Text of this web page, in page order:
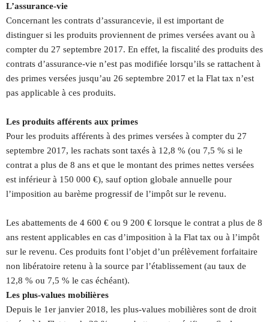
L’assurance-vie
Concernant les contrats d’assurancevie, il est important de
distinguer si les produits proviennent de primes versées avant ou à
compter du 27 septembre 2017. En effet, la fiscalité des produits des
contrats d’assurance-vie n’est pas modifiée lorsqu’ils se rattachent à
des primes versées jusqu’au 26 septembre 2017 et la Flat tax n’est
pas applicable à ces produits.
Les produits afférents aux primes
Pour les produits afférents à des primes versées à compter du 27
septembre 2017, les rachats sont taxés à 12,8 % (ou 7,5 % si le
contrat a plus de 8 ans et que le montant des primes nettes versées
est inférieur à 150 000 €), sauf option globale annuelle pour
l’imposition au barème progressif de l’impôt sur le revenu.
Les abattements de 4 600 € ou 9 200 € lorsque le contrat a plus de 8
ans restent applicables en cas d’imposition à la Flat tax ou à l’impôt
sur le revenu. Ces produits font l’objet d’un prélèvement forfaitaire
non libératoire retenu à la source par l’établissement (au taux de
12,8 % ou 7,5 % le cas échéant).
Les plus-values mobilières
Depuis le 1er janvier 2018, les plus-values mobilières sont de droit